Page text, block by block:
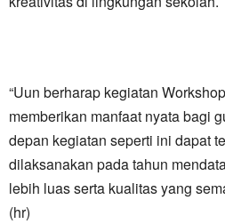
“Uun berharap kegiatan
memberikan manfaat nyata bagi
depan kegiatan seperti ini dapat
dilaksanakan pada tahun
lebih luas serta kualitas yang
(hr)